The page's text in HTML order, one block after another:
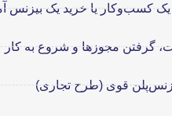
یک کسب‌وکار یا خرید یک بیزنس
گرفتن مجوزها و شروع به کار
قوی (طرح تجاری)